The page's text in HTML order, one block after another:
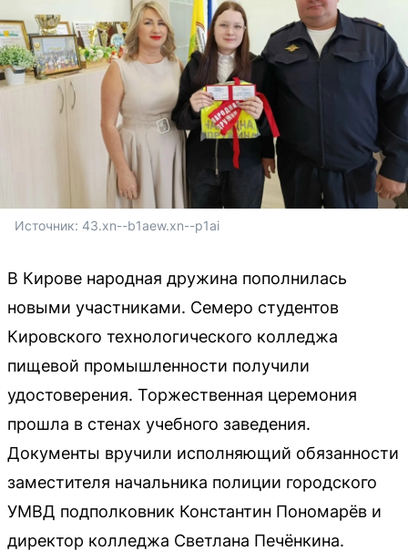
Источник: 43.xn--b1aew.xn--p1ai
В Кирове народная дружина пополнилась
новыми участниками. Семеро студентов
Кировского технологического колледжа
пищевой промышленности получили
удостоверения. Торжественная церемония
прошла в стенах учебного заведения.
Документы вручили исполняющий обязанности
заместителя начальника полиции городского
УМВД подполковник Константин Пономарёв и
директор колледжа Светлана Печёнкина.